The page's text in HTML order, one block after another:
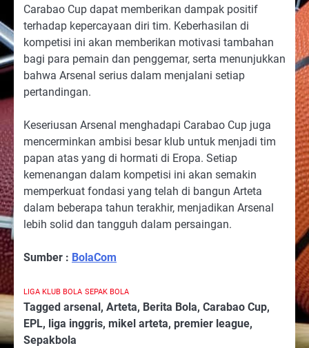
Carabao Cup dapat memberikan dampak positif
terhadap kepercayaan diri tim. Keberhasilan di
kompetisi ini akan memberikan motivasi tambahan
bagi para pemain dan penggemar, serta menunjukkan
bahwa Arsenal serius dalam menjalani setiap
pertandingan.
Keseriusan Arsenal menghadapi Carabao Cup juga
mencerminkan ambisi besar klub untuk menjadi tim
papan atas yang di hormati di Eropa. Setiap
kemenangan dalam kompetisi ini akan semakin
memperkuat fondasi yang telah di bangun Arteta
dalam beberapa tahun terakhir, menjadikan Arsenal
lebih solid dan tangguh dalam persaingan.
Sumber : BolaCom
LIGA KLUB BOLA SEPAK BOLA
Tagged arsenal , Arteta, Berita Bola, Carabao Cup,
EPL, liga inggris, mikel arteta, premier league,
Sepakbola